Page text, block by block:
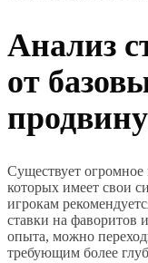
Анализ
от
Существует огромное
которых имеет свои
игрокам
ставки на фаворитов
опыта, можно
требующим более